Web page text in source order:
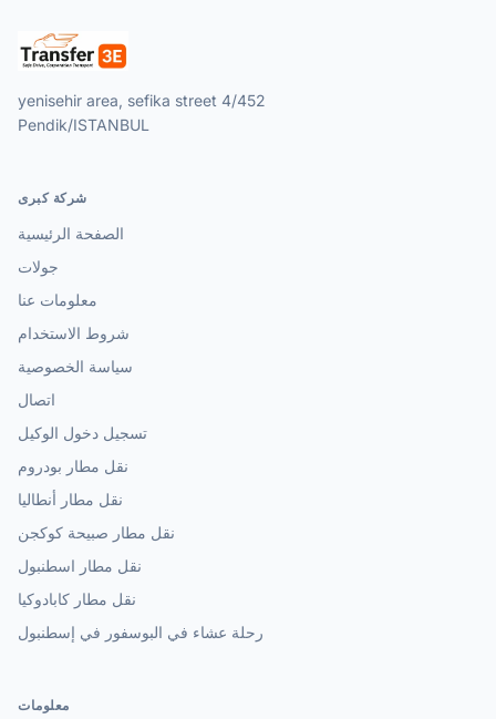
yenisehir area, sefika street 4/452
Pendik/ISTANBUL
شركة كبرى
الصفحة الرئيسية
جولات
معلومات عنا
شروط الاستخدام
سياسة الخصوصية
اتصال
تسجيل دخول الوكيل
نقل مطار بودروم
نقل مطار أنطاليا
نقل مطار صبيحة كوكجن
نقل مطار اسطنبول
نقل مطار كابادوكيا
رحلة عشاء في البوسفور في إسطنبول
معلومات